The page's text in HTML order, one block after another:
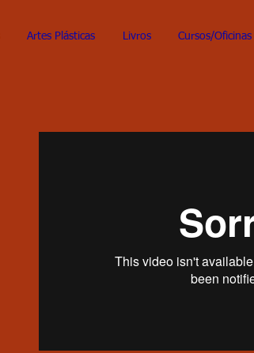
Artes Plásticas Livros Cursos/Oficinas